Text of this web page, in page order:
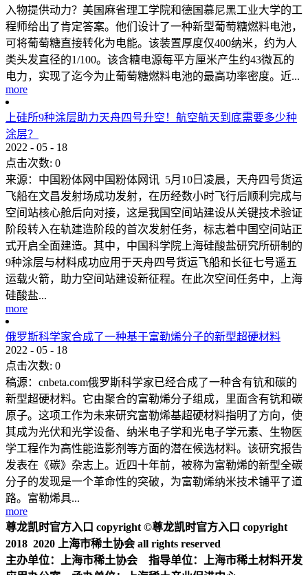
入物提供动力？美国麻省理工学院和德国慕尼黑工业大学的工
程师给出了肯定答案。他们设计了一种新型葡萄糖燃料电池，
可将葡萄糖直接转化为电能。该装置厚度仅400纳米，约为人
类头发直径的1/100。该含糖电源每平方厘米产生约43微瓦的
电力，实现了迄今为止葡萄糖燃料电池的最高功率密度。近...
more
上硅所9种涂层助力天舟四号升空！航空航天到底需要多少种
涂层？
2022 - 05 - 18
点击次数: 0
来源：中国粉体网中国粉体网讯 5月10日凌晨，天舟四号货运
飞船在文昌发射场成功发射，在历经数小时飞行后顺利完成与
空间站核心舱后向对接，这是我国空间站建设从关键技术验证
阶段转入在轨建造阶段的首次发射任务，标志着中国空间站正
式开启全面建造。其中，中国科学院上海硅酸盐研究所研制的
9种涂层与材料成功应用于天舟四号货运飞船和长征七号遥五
运载火箭，助力空间站建设新征程。在此次空间任务中，上海
硅酸盐...
more
俄罗斯科学家合成了一种基于富勒烯分子的新型超硬材料
2022 - 05 - 18
点击次数: 0
稿源：cnbeta.com俄罗斯科学家已经合成了一种含有钪和碳的
新型超硬材料。它由聚合的富勒烯分子组成，里面含有钪和碳
原子。这项工作为未来研究富勒烯基超硬材料指明了方向，使
其成为光伏和光学设备、纳米电子学和光电子学元素、生物医
学工程作为高性能造影剂等方面的潜在候选材料。该研究报告
发表在《碳》杂志上。近四十年前，被称为富勒烯的新型全碳
分子的发现是一个革命性的突破，为富勒烯纳米技术铺平了道
路。富勒烯具...
more
尊龙凯时官方入口 copyright ©尊龙凯时官方入口 copyright
2018 2020 上海市稀土协会 all rights reserved
主办单位：上海市稀土协会 指导单位：上海市稀土材料开发